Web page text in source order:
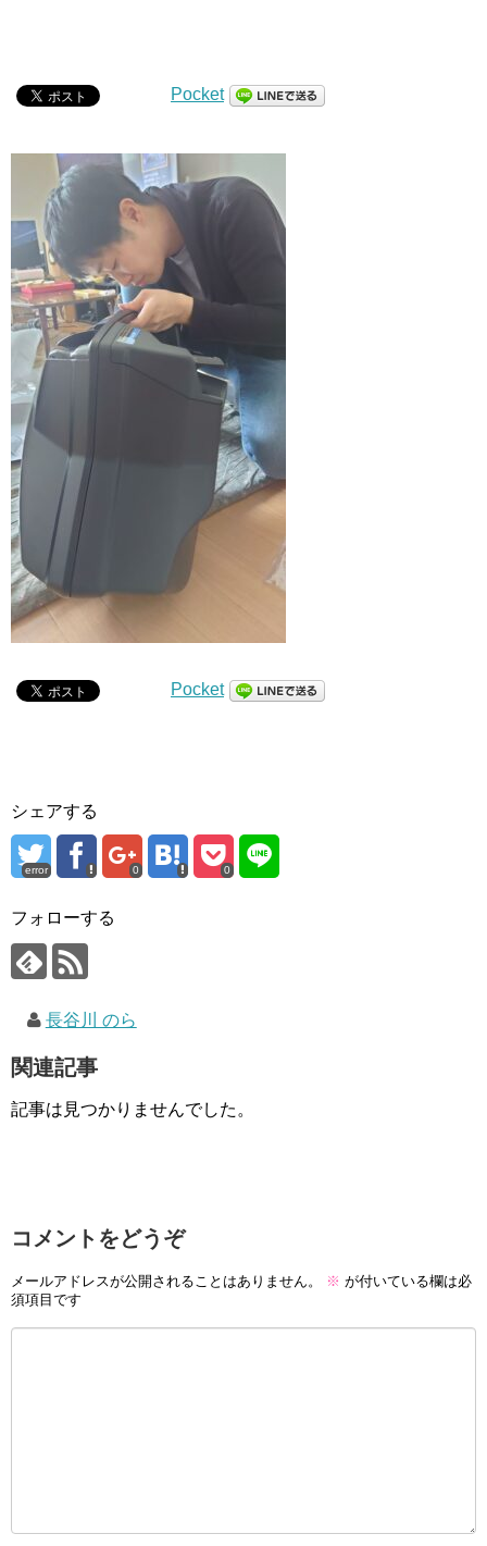
Pocket
Pocket
シェアする
error 0 0
フォローする
長谷川 のら
関連記事
記事は見つかりませんでした。
コメントをどうぞ
メールアドレスが公開されることはありません。 ※ が付いている欄は必
須項目です